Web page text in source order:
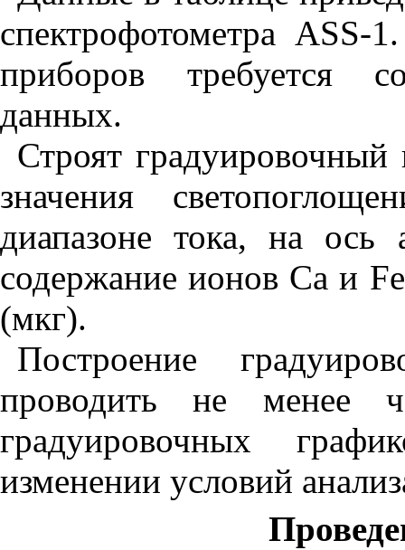
спектрофотометра ASS-
приборов требуется
данных.
Строят градуировочный
значения
диапазоне тока, на ось
содержание ионов Са и Fe
(мкг).
Построение
проводить не менее
градуировочных
изменении условий